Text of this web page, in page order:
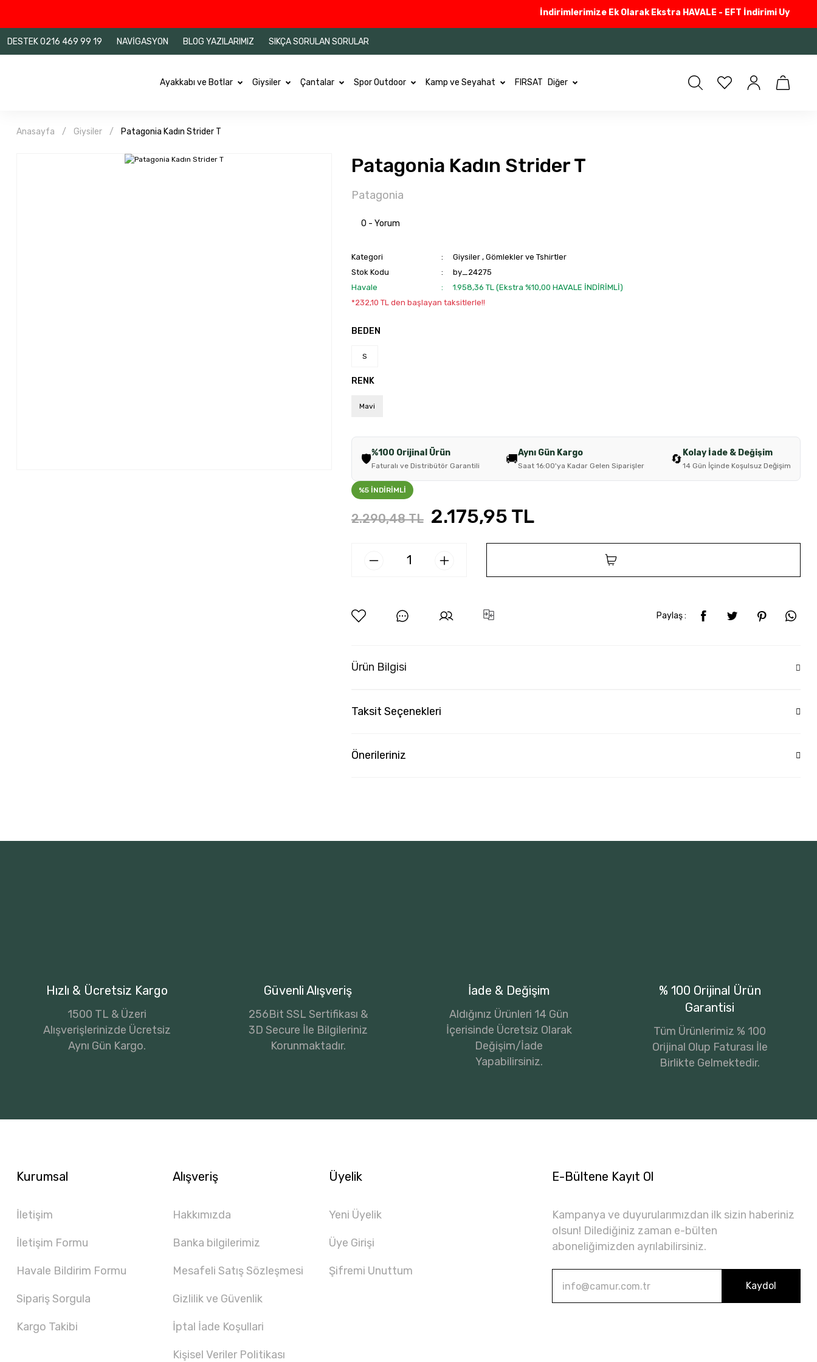
İndirimlerimize Ek Olarak Ekstra HAVALE - EFT İndirimi Uyguluyoruz
DESTEK 0216 469 99 19 NAVİGASYON BLOG YAZILARIMIZ SIKÇA SORULAN SORULAR
Ayakkabı ve Botlar Giysiler Çantalar Spor Outdoor Kamp ve Seyahat FIRSAT Diğer
Anasayfa Giysiler Patagonia Kadın Strider T
Patagonia Kadın Strider T
Patagonia
0 - Yorum
Kategori Giysiler , Gömlekler ve Tshirtler
Stok Kodu
by_24275
Havale
1.958,36 TL (Ekstra %10,00 HAVALE İNDİRİMLİ)
*232,10 TL den başlayan taksitlerle!!
BEDEN
S
RENK
Mavi
🛡️%100 Orijinal Ürün
Faturalı ve Distribütör Garantili 🚚Aynı Gün Kargo
Saat 16:00'ya Kadar Gelen Siparişler 🔄 Kolay İade & Değişim
14 Gün İçinde Koşulsuz Değişim
%5 İNDİRİMLİ
2.290,48 TL 2.175,95 TL
Paylaş :
Ürün Bilgisi
Taksit Seçenekleri
Önerileriniz
Hızlı & Ücretsiz Kargo
1500 TL & Üzeri
Alışverişlerinizde Ücretsiz
Aynı Gün Kargo.
Güvenli Alışveriş
256Bit SSL Sertifikası &
3D Secure İle Bilgileriniz
Korunmaktadır.
İade & Değişim
Aldığınız Ürünleri 14 Gün
İçerisinde Ücretsiz Olarak
Değişim/İade
Yapabilirsiniz.
% 100 Orijinal Ürün
Garantisi
Tüm Ürünlerimiz % 100
Orijinal Olup Faturası İle
Birlikte Gelmektedir.
Kurumsal
İletişim
İletişim Formu
Havale Bildirim Formu
Sipariş Sorgula
Kargo Takibi
Alışveriş
Hakkımızda
Banka bilgilerimiz
Mesafeli Satış Sözleşmesi
Gizlilik ve Güvenlik
İptal İade Koşullari
Kişisel Veriler Politikası
Üyelik
Yeni Üyelik
Üye Girişi
Şifremi Unuttum
E-Bültene Kayıt Ol
Kampanya ve duyurularımızdan ilk sizin haberiniz
olsun! Dilediğiniz zaman e-bülten
aboneliğimizden ayrılabilirsiniz.
Kaydol